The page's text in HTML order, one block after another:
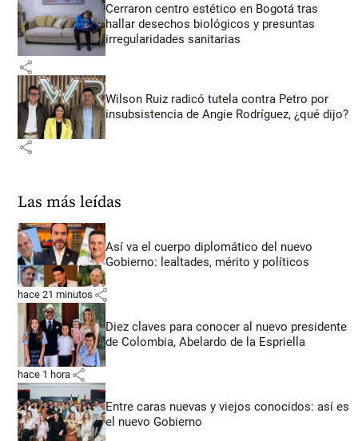
Cerraron centro estético en Bogotá tras
hallar desechos biológicos y presuntas
irregularidades sanitarias
share
Wilson Ruiz radicó tutela contra Petro por
insubsistencia de Angie Rodríguez, ¿qué dijo?
share
Las más leídas
Así va el cuerpo diplomático del nuevo
Gobierno: lealtades, mérito y políticos
hace 21 minutos share
Diez claves para conocer al nuevo presidente
de Colombia, Abelardo de la Espriella
hace 1 hora share
Entre caras nuevas y viejos conocidos: así es
el nuevo Gobierno